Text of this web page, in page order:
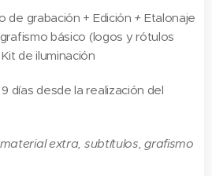
de grabación + Edición + Etalonaje
grafismo básico (logos y rótulos
de iluminación
9 días desde la realización del
extra, subtítulos, grafismo